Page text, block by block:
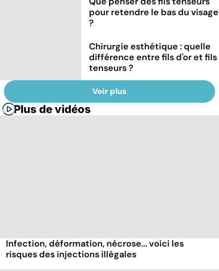
pour retendre le bas du visage
?
Chirurgie esthétique : quelle
différence entre fils d'or et fils
tenseurs ?
Voir plus
Plus de vidéos
Infection, déformation, nécrose... voici les
risques des injections illégales